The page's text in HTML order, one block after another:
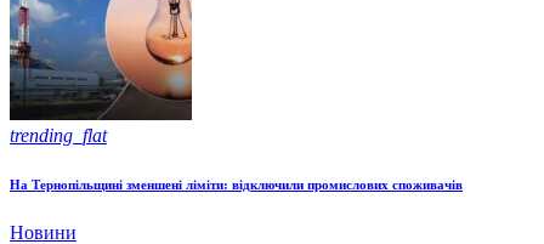
trending_flat
На Тернопільщині зменшені ліміти: відключили промислових споживачів
Новини